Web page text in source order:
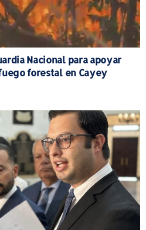
Nacional para apoyar
forestal en Cayey